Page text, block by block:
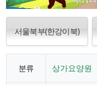
서울북부(한강이북)
분류 상가요양원